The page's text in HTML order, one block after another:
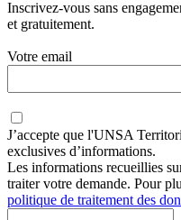
Inscrivez-vous sans
et gratuitement.
Votre email
J’accepte que l'UNSA
exclusives d’informations.
Les informations recueillies
traiter votre demande. Pour
politique de traitement des